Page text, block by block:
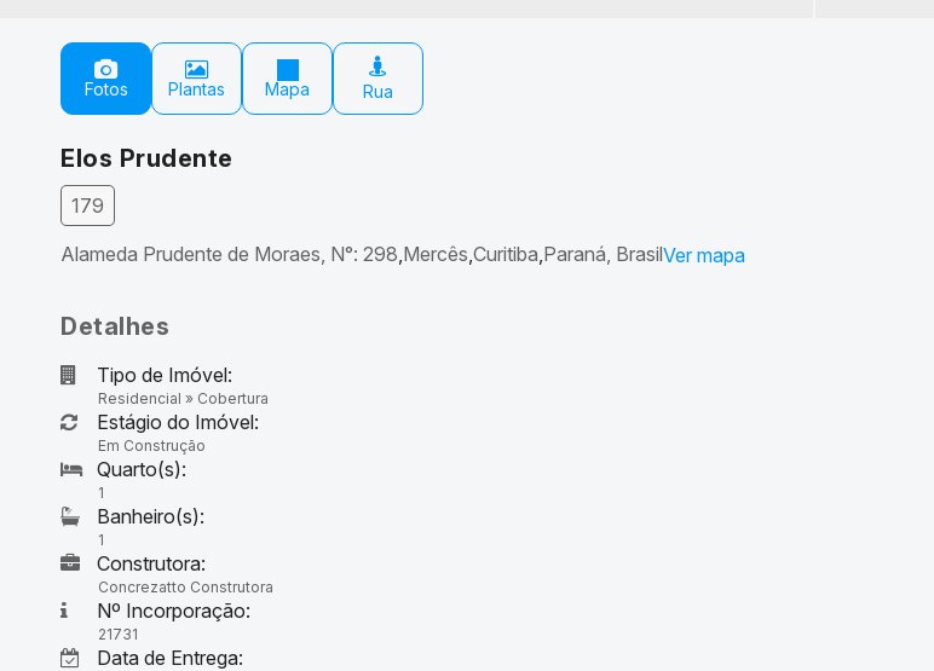
Fotos Plantas Mapa
Elos Prudente
179
Alameda Prudente de Moraes N°: 298 Mercês Curitiba Paraná, Brasil
Detalhes
Tipo de Imóvel:
Residencial » Cobertura
Estágio do Imóvel:
Em Construção
1
1
Construtora:
Concrezatto Construtora
Nº Incorporação:
21731
Data de Entrega: